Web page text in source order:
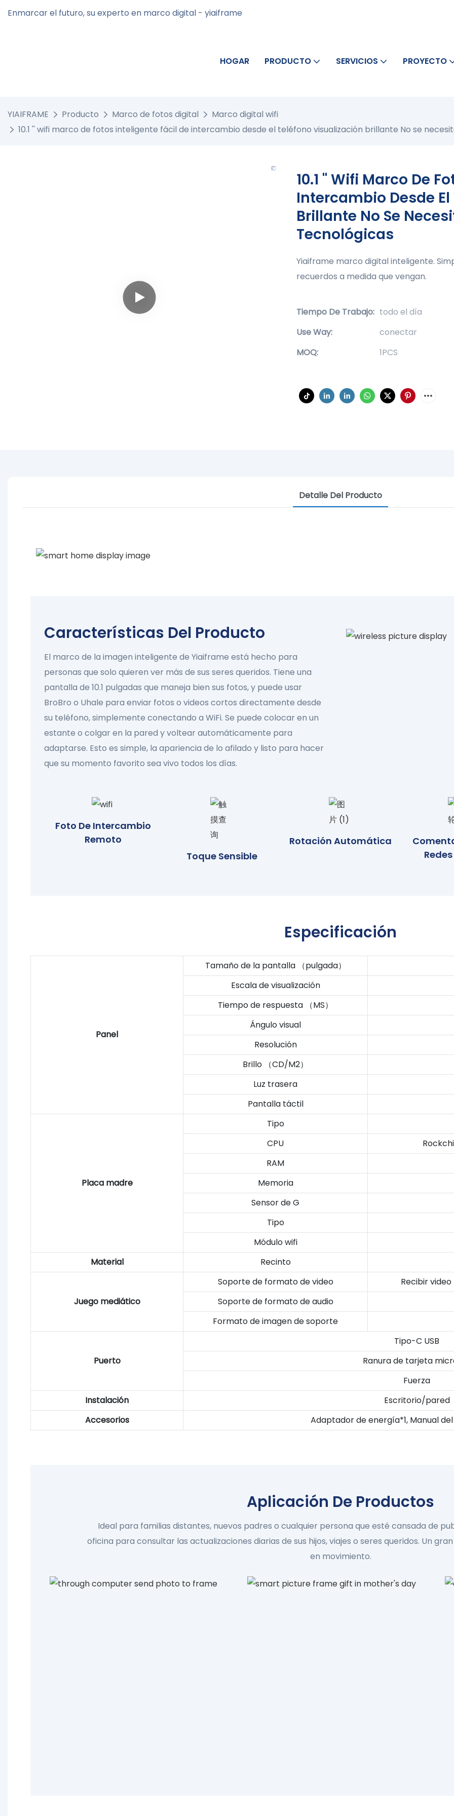
Enmarcar el futuro, su experto en marco digital - yiaiframe
HOGAR PRODUCTO SERVICIOS PROYECTO
YIAIFRAME Producto Marco de fotos digital
Marco digital wifi
10.1 '' wifi marco de fotos inteligente fácil de intercambio desde el teléfono visualización brillante No se
10.1 '' Wifi Marco De
Intercambio Desde
Brillante No Se
Tecnológicas
Yiaiframe marco digital inteligente.
recuerdos a medida que vengan.
Tiempo De Trabajo: todo el día
Use Way:
conectar
MOQ:
1PCS
Detalle Del Producto
MUESTRA TU MARCO
Características Del Producto
El marco de la imagen inteligente de Yiaiframe está hecho para
personas que solo quieren ver más de sus seres queridos. Tiene una
pantalla de 10.1 pulgadas que maneja bien sus fotos, y puede usar
BroBro o Uhale para enviar fotos o videos cortos directamente desde
su teléfono, simplemente conectando a WiFi. Se puede colocar en un
estante o colgar en la pared y voltear automáticamente para
adaptarse. Esto es simple, la apariencia de lo afilado y listo para hacer
que su momento favorito sea vivo todos los días.
Foto De Intercambio
Remoto
Toque Sensible
Rotación Automática
Especificación
Panel
Tamaño de la pantalla （pulgada）
Escala de visualización
Tiempo de respuesta （MS）
Ángulo visual
Resolución
Brillo （CD/M2）
Luz trasera
Pantalla táctil
Placa madre
Tipo
CPU
RAM
Memoria
Sensor de G
Tipo
Módulo wifi
Material
Recinto
Juego mediático
Soporte de formato de video
Recibir
Soporte de formato de audio
Formato de imagen de soporte
Puerto
Tipo-C USB
Ranura de tarjeta
Fuerza
Instalación
Escritorio/pared
Accesorios
Adaptador de energía*1, Manual del
Aplicación De Productos
Ideal para familias distantes, nuevos padres o cualquier persona que esté cansada de
oficina para consultar las actualizaciones diarias de sus hijos, viajes o seres queridos. Un
en movimiento.